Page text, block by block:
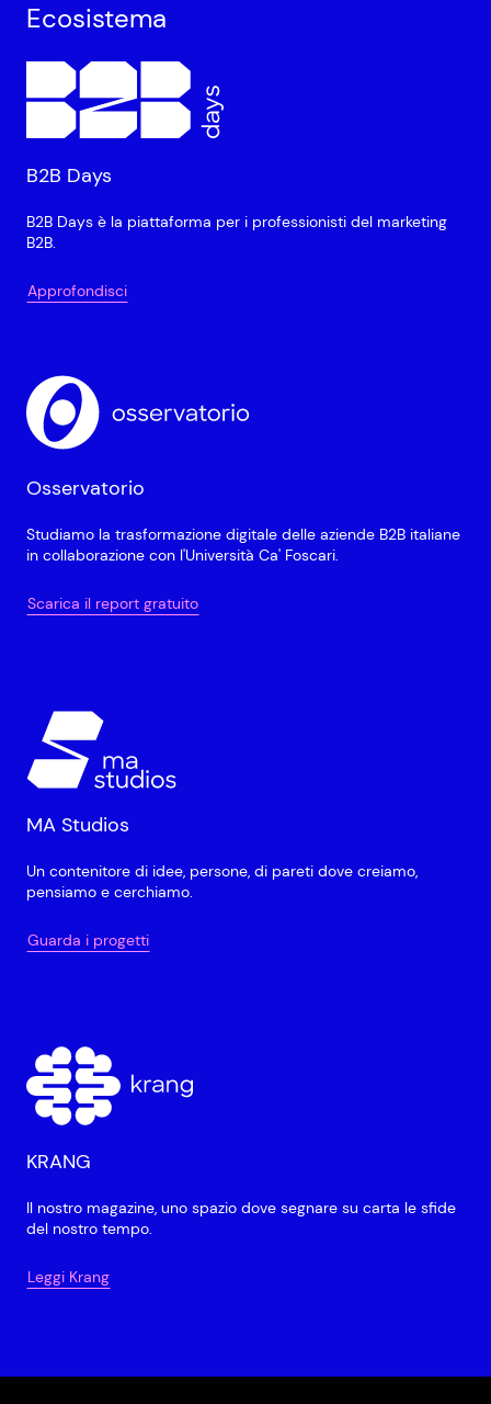
Ecosistema
B2B Days
B2B Days è la piattaforma per i professionisti del marketing
B2B.
Approfondisci
Osservatorio
Studiamo la trasformazione digitale delle aziende B2B italiane
in collaborazione con l'Università Ca' Foscari.
Scarica il report gratuito
MA Studios
Un contenitore di idee, persone, di pareti dove creiamo,
pensiamo e cerchiamo.
Guarda i progetti
KRANG
Il nostro magazine, uno spazio dove segnare su carta le sfide
del nostro tempo.
Leggi Krang